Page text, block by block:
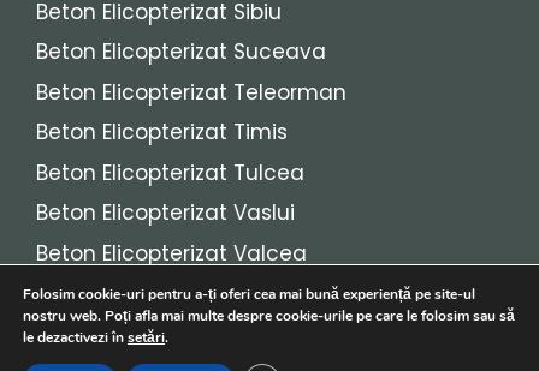
Beton Elicopterizat Sibiu
Beton Elicopterizat Suceava
Beton Elicopterizat Teleorman
Beton Elicopterizat Timis
Beton Elicopterizat Tulcea
Beton Elicopterizat Vaslui
Beton Elicopterizat Valcea
Beton Elicopterizat Vrancea
Folosim cookie-uri pentru a-ți oferi cea mai bună experiență pe site-ul
nostru web. Poți afla mai multe despre cookie-urile pe care le folosim sau să
le dezactivezi însetări.